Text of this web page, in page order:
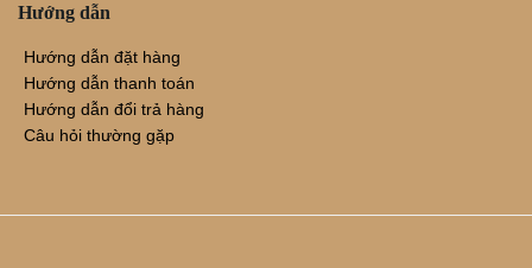
Hướng dẫn
Hướng dẫn đặt hàng
Hướng dẫn thanh toán
Hướng dẫn đổi trả hàng
Câu hỏi thường gặp